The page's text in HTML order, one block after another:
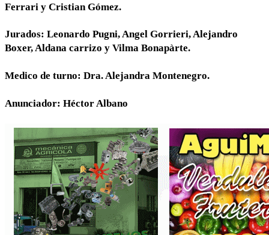
Ferrari y Cristian Gómez.
Jurados: Leonardo Pugni, Angel Gorrieri, Alejandro
Boxer, Aldana carrizo y Vilma Bonapàrte.
Medico de turno: Dra. Alejandra Montenegro.
Anunciador: Héctor Albano